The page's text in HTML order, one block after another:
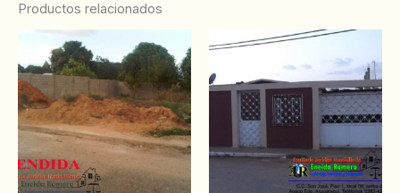
Productos relacionados